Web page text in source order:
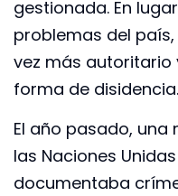
gestionada. En
problemas del
vez más autoritario
forma de disidencia.
El año pasado,
las Naciones
documentaba